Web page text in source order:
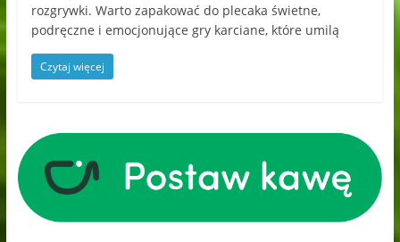
rozgrywki. Warto zapakować do plecaka świetne,
podręczne i emocjonujące gry karciane, które umilą
Czytaj więcej